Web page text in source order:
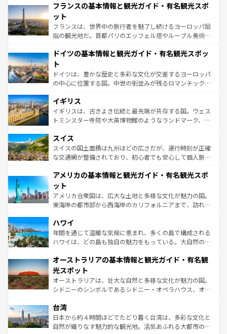
ませてくれるイタリアで、忘れられない旅をしてみよう！
なお、新着のイタリア情報は
しい。
文化が根付くこの国では、情熱的なフラメンコ、熱気あふ
れる闘牛、そして美味しいタパスが生活の一部となってい
る。首都マドリードの洗練された雰囲気や、バルセロナの
アートに溢れた街角から、地方では古代ローマ遺跡や中世
せる。地方によって風土や気候が異なるスペインはその個
ンテンツ一覧 を参照してほしい。
フランスの基本情報と観光ガイド・有名観光スポ
ット
フランスは、世界中の旅行者を魅了し続けるヨーロッパ屈
指の観光地だ。首都パリのエッフェル塔やルーブル美術館
で、幅広い魅力が詰まっている。華麗な宮殿、歴史的な大
聖堂、美しいビーチ、そして豊かな自然が、訪れる者を心
から魅了する。また、フランスは美食の国としても知ら
れ、フランス料理はユネスコ無形文化遺産にも登録されて
香り高いラベンダー畑など、多彩な楽しみ方が可能だ。さ
らに、パリ以外の地域にも魅力が溢れており、どの街角に
も豊かな歴史と文化が息づいている。パリ以外の個性あふ
を参照してほしい。
ドイツの基本情報と観光ガイド・有名観光スポッ
ト
ドイツは、豊かな歴史と多彩な文化が交差するヨーロッパ
の中心に位置する国。中世の街並みが残るロマンチック街
顔を持つこの国は、どこを歩いても飽きることがない。ベ
ルリンの文化的活気、バイエルン州のアルプスの絶景、そ
してライン川沿いのワイン畑といった風景は必見。ビール
は、お酒好きな人にはぜひ体験してほしい。 なお、新着の
ドイツ情報はコンテンツ一覧を参照してほしい。
イギリス
イギリスは、古きよき伝統と最先端が共存する国。ウェス
トミンスター寺院や大英博物館のようなランドマーク、歴
リアごとに異なる魅力がある。また、優雅なアフタヌーン
ティー、ビール好きにはたまらない英国パブ、サッカー観
戦など、本場だからこそできる体験も豊富。イギリスを旅
ンツ一覧を参照してほしい。
スイス
スイスの国土面積は九州ほどの広さだが、運行時刻が正確
な交通網が整備されており、初心者でも安心して個人旅行
の建物がそのまま残る町や、スイスならではのユニークな
博物館もあり、アルプス観光だけでなく町歩きも満喫する
ことができる。国民の所得が高いため物価も高いが、旅行
者向けの交通パス提供のサービスもあり、うまく活用すれ
着のスイス情報は
アメリカの基本情報と観光ガイド・有名観光スポ
ット
アメリカ合衆国は、広大な土地と多様な文化が魅力の国。
東海岸の都市部から西海岸のカリフォルニアまで、訪れる
のような巨大都市は、観光、ショッピング、エンターテイ
ンメントが詰まった刺激的なスポットだ。一方、アメリカ
西部には大自然が広がり、グランドキャニオンやイエロー
部のニューオーリンズでは、音楽と美食が融合した独特の
文化が魅力。旅行者はアメリカの各地域で異なる魅力を楽
しみながら、その多様性と豊かな歴史を感じることができ
るだろう。車でのロードトリップや列車の旅も、アメリカ
情報は
ハワイ
年間を通じて温暖な気候に恵まれ、多くの島で構成される
ハワイは、どの島も独自の魅力をもっている。大自然の神
ワイ島は見逃せない。また、定番の観光地といえばオアフ
島だが、静かな自然を求めるならマウイ島やカウアイ島が
おすすめ。エメラルドグリーンに輝く海をはじめ、豊かな
文化や歴史が息づいている。「アロハスピリット」と呼ば
人々、おいしいローカルフードやハワイアンミュージッ
ク、伝統的なフラダンスなど、すべてがハワイの魅力を彩
っている。訪れるたびに新しい発見と感動が待っているハ
オーストラリアの基本情報と観光ガイド・有名観
光スポット
オーストラリアは、壮大な自然と多様な文化が魅力の国。
シドニーのシンボルであるシドニー・オペラハウス、オー
リアリーフや大陸中央部にそびえるウルル（エアーズロッ
ク）、タスマニアの美しい原生林やケアンズの熱帯雨林な
ど、見どころがたくさん。また、カフェやワイン、オージ
台湾
日本から約４時間ほどでたどり着く台湾は、多彩な文化と
自然が織りなす魅力的な観光地。活気あふれる大都市の台